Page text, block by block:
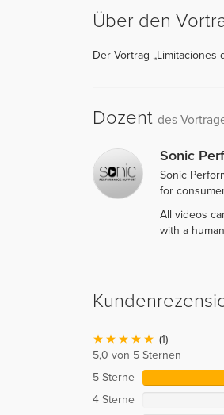
Über den
Der Vortrag „Limitaciones
Dozent des
Sonic
Sonic
for
All videos
with a
(1)
5,0 von 5 Sternen
5 Sterne
4 Sterne